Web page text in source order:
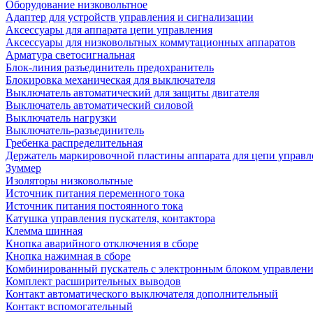
Оборудование низковольтное
Адаптер для устройств управления и сигнализации
Аксессуары для аппарата цепи управления
Аксессуары для низковольтных коммутационных аппаратов
Арматура светосигнальная
Блок-линия разъединитель предохранитель
Блокировка механическая для выключателя
Выключатель автоматический для защиты двигателя
Выключатель автоматический силовой
Выключатель нагрузки
Выключатель-разъединитель
Гребенка распределительная
Держатель маркировочной пластины аппарата для цепи
Зуммер
Изоляторы низковольтные
Источник питания переменного тока
Источник питания постоянного тока
Катушка управления пускателя, контактора
Клемма шинная
Кнопка аварийного отключения в сборе
Кнопка нажимная в сборе
Комбинированный пускатель с электронным блоком
Комплект расширительных выводов
Контакт автоматического выключателя дополнительный
Контакт вспомогательный